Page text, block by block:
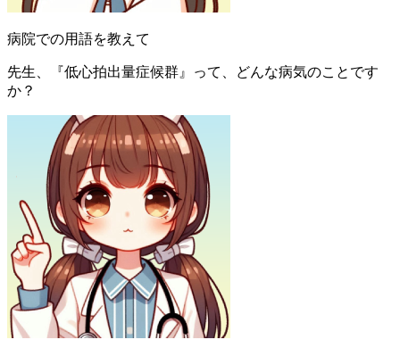
病院での用語を教えて
先生、『低心拍出量症候群』って、どんな病気のことです
か？